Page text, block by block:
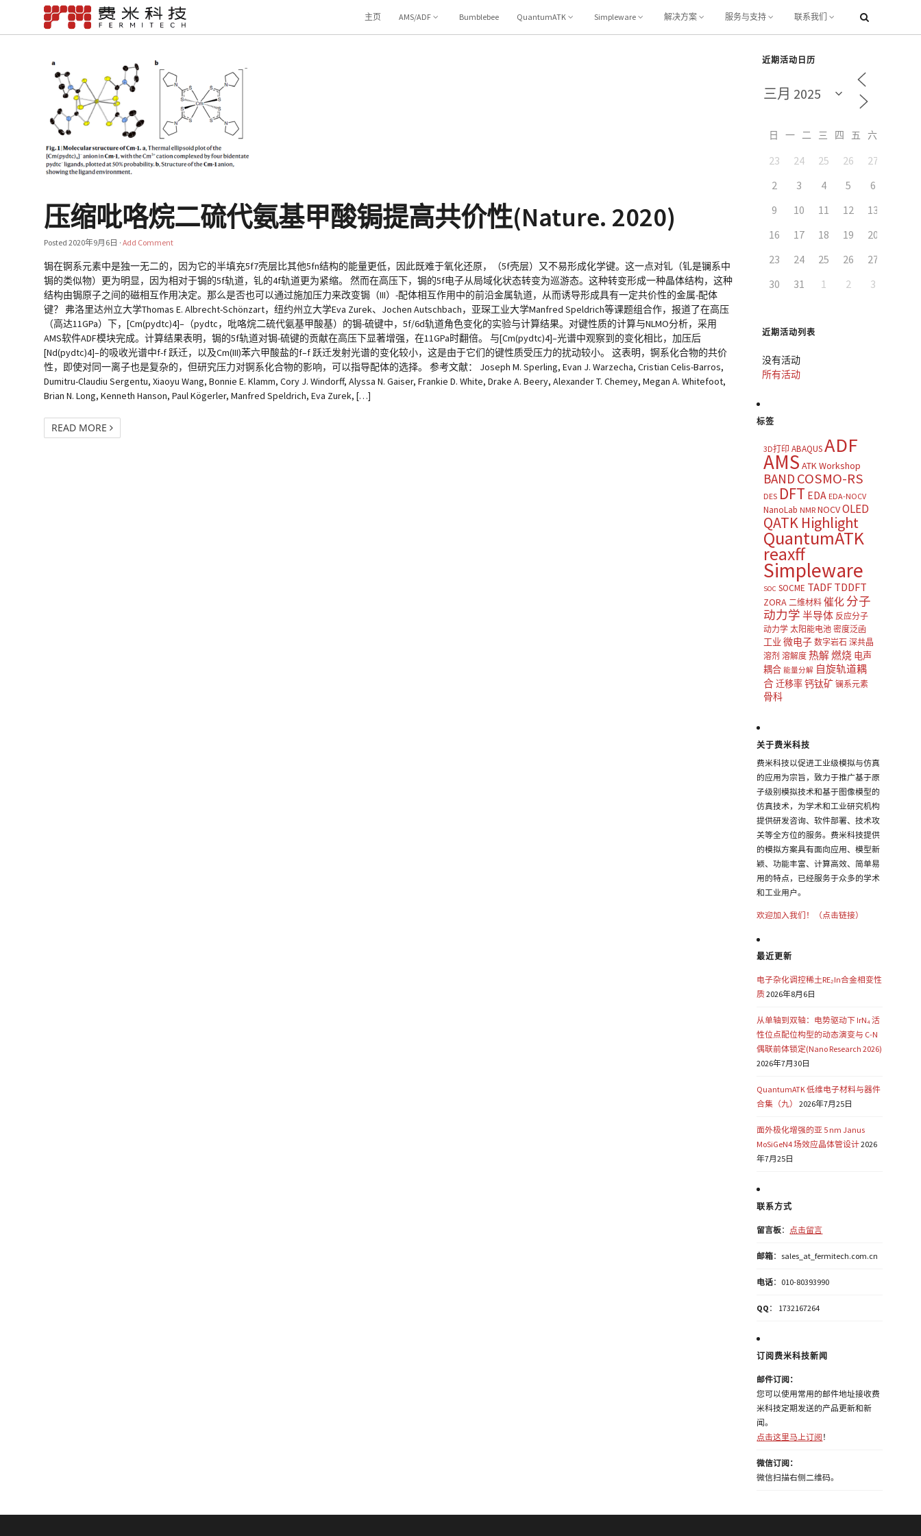
主页 AMS/ADF Bumblebee QuantumATK Simpleware 解决方案 服务与支持 联系我们
压缩吡咯烷二硫代氨基甲酸锔提高共价性(Nature. 2020)
Posted2020年9月6日 ·Add Comment
锔在锕系元素中是独一无二的，因为它的半填充5f7壳层比其他5fn结构的能量更低，因此既难于氧化还原，（5f壳层）又不易形成化学键。这一点对钆（钆是镧系中
锔的类似物）更为明显，因为相对于锔的5f轨道，钆的4f轨道更为紧缩。 然而在高压下，锔的5f电子从局域化状态转变为巡游态。这种转变形成一种晶体结构，这种
结构由锔原子之间的磁相互作用决定。那么是否也可以通过施加压力来改变锔（III）-配体相互作用中的前沿金属轨道，从而诱导形成具有一定共价性的金属-配体
键？ 弗洛里达州立大学Thomas E. Albrecht-Schönzart，纽约州立大学Eva Zurek、Jochen Autschbach，亚琛工业大学Manfred Speldrich等课题组合作，报道了在高压
（高达11GPa）下，[Cm(pydtc)4]–（pydtc，吡咯烷二硫代氨基甲酸基）的锔-硫键中，5f/6d轨道角色变化的实验与计算结果。对键性质的计算与NLMO分析，采用
AMS软件ADF模块完成。计算结果表明，锔的5f轨道对锔-硫键的贡献在高压下显著增强，在11GPa时翻倍。 与[Cm(pydtc)4]–光谱中观察到的变化相比，加压后
[Nd(pydtc)4]–的吸收光谱中f-f 跃迁，以及Cm(III)苯六甲酸盐的f–f 跃迁发射光谱的变化较小，这是由于它们的键性质受压力的扰动较小。 这表明，锕系化合物的共价
性，即使对同一离子也是复杂的，但研究压力对锕系化合物的影响，可以指导配体的选择。 参考文献： Joseph M. Sperling, Evan J. Warzecha, Cristian Celis-Barros,
Dumitru-Claudiu Sergentu, Xiaoyu Wang, Bonnie E. Klamm, Cory J. Windorff, Alyssa N. Gaiser, Frankie D. White, Drake A. Beery, Alexander T. Chemey, Megan A. Whitefoot,
Brian N. Long, Kenneth Hanson, Paul Kögerler, Manfred Speldrich, Eva Zurek, […]
READ MORE
近期活动日历
日 一 二 三 四 五
23 24 25 26 27
2
3 4 5 6
9
10 11 12 13
16
17 18 19 20
23
24 25 26 27
30
31 1 2 3
近期活动列表
没有活动
所有活动
标签
3D打印 ABAQUSADF
AMS ATK Workshop
BAND COSMO-RS
DES DFT EDA EDA-NOCV
NanoLab NMR NOCVOLED
QATK Highlight
QuantumATK
reaxff
Simpleware
SOC SOCME TADF TDDFT
ZORA 二维材料 催化 分子
动力学 半导体 反应分子
动力学 太阳能电池 密度泛函
工业 微电子 数字岩石 深共晶
溶剂 溶解度 热解燃烧 电声
耦合 能量分解 自旋轨道耦
合迁移率钙钛矿 镧系元素
骨科
关于费米科技
费米科技以促进工业级模拟与仿真
的应用为宗旨，致力于推广基于原
子级别模拟技术和基于图像模型的
仿真技术，为学术和工业研究机构
提供研发咨询、软件部署、技术攻
关等全方位的服务。费米科技提供
的模拟方案具有面向应用、模型新
颖、功能丰富、计算高效、简单易
用的特点，已经服务于众多的学术
和工业用户。
欢迎加入我们！（点击链接）
最近更新
电子杂化调控稀土RE₂In合金相变性
质2026年8月6日
从单轴到双轴：电势驱动下 IrN₄ 活
性位点配位构型的动态演变与 C-N
偶联前体锁定(Nano Research 2026)
2026年7月30日
QuantumATK 低维电子材料与器件
合集（九）
2026年7月25日
面外极化增强的亚 5 nm Janus
MoSiGeN4 场效应晶体管设计2026
年7月25日
联系方式
留言板： 点击留言
邮箱：sales_at_fermitech.com.cn
电话：010-80393990
QQ ： 1732167264
订阅费米科技新闻
邮件订阅：
您可以使用常用的邮件地址接收费
米科技定期发送的产品更新和新
闻。
点击这里马上订阅 ！
微信订阅：
微信扫描右侧二维码。